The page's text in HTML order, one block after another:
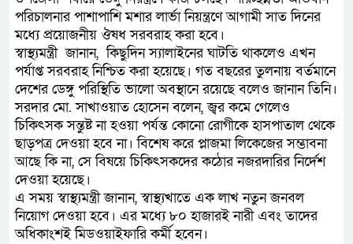
পরিচালনার পাশাপাশি মশার লার্ভা নিয়ন্ত্রণে আগামী সাত দিনের
মধ্যে প্রয়োজনীয় ঔষধ সরবরাহ করা হবে।
স্বাস্থ্যমন্ত্রী জানান, কিছুদিন স্যালাইনের ঘাটতি থাকলেও এখন
পর্যাপ্ত সরবরাহ নিশ্চিত করা হয়েছে। গত বছরের তুলনায় বর্তমানে
দেশের ডেঙ্গু পরিস্থিতি ভালো অবস্থানে রয়েছে বলেও জানান তিনি।
সরদার মো. সাখাওয়াত হোসেন বলেন, জ্বর কমে গেলেও
চিকিৎসক সন্তুষ্ট না হওয়া পর্যন্ত কোনো রোগীকে হাসপাতাল থেকে
ছাড়পত্র দেওয়া হবে না। বিশেষ করে প্লাজমা লিকেজের সম্ভাবনা
আছে কি না, সে বিষয়ে চিকিৎসকদের কঠোর নজরদারির নির্দেশ
দেওয়া হয়েছে।
এ সময় স্বাস্থ্যমন্ত্রী জানান, স্বাস্থ্যখাতে এক লাখ নতুন জনবল
নিয়োগ দেওয়া হবে। এর মধ্যে ৮০ হাজারই নারী এবং তাদের
অধিকাংশই মিডওয়াইফারি কর্মী হবেন।